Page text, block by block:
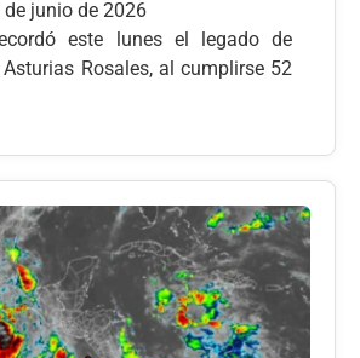
de junio de 2026
este lunes el legado de
Rosales, al cumplirse 52